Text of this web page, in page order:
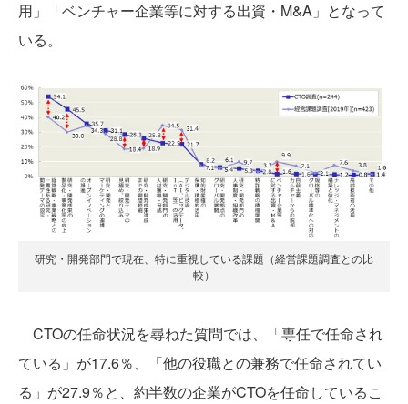
用」「ベンチャー企業等に対する出資・M&A」となって
いる。
研究・開発部門で現在、特に重視している課題（経営課題調査との比
較）
CTOの任命状況を尋ねた質問では、「専任で任命され
ている」が17.6％、「他の役職との兼務で任命されてい
る」が27.9％と、約半数の企業がCTOを任命しているこ